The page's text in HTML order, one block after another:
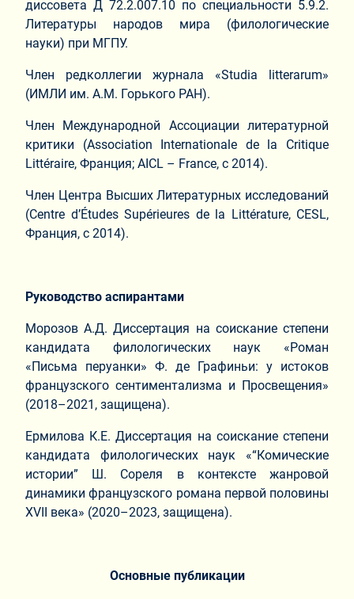
диссовета Д 72.2.007.10 по специальности 5.9.2.
Литературы народов мира (филологические
науки) при МГПУ.
Член редколлегии журнала «Studia litterarum»
(ИМЛИ им. А.М. Горького РАН).
Член Международной Ассоциации литературной
критики (Association Internationale de la Critique
Littéraire, Франция; AICL – France, с 2014).
Член Центра Высших Литературных исследований
(Centre d’Études Supérieures de la Littérature, CESL,
Франция, с 2014).
Руководство аспирантами
Морозов А.Д. Диссертация на соискание степени
кандидата филологических наук «Роман
«Письма перуанки» Ф. де Графиньи: у истоков
французского сентиментализма и Просвещения»
(2018–2021, защищена).
Ермилова К.Е. Диссертация на соискание степени
кандидата филологических наук «“Комические
истории” Ш. Сореля в контексте жанровой
динамики французского романа первой половины
XVII века» (2020–2023, защищена).
Основные публикации